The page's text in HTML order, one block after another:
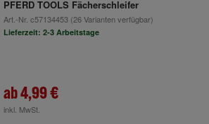
PFERD TOOLS Fächerschleifer
Art.-Nr. c57134453(26 Varianten verfügbar)
Lieferzeit: 2-3 Arbeitstage
ab4,99 €
inkl. MwSt.